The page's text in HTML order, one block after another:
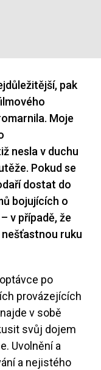
pak
Moje
nesla v duchu
Pokud se
dostat do
bojujících o
v případě, že
ruku
po
provázejících
v sobě
svůj dojem
Uvolnění a
a nejistého